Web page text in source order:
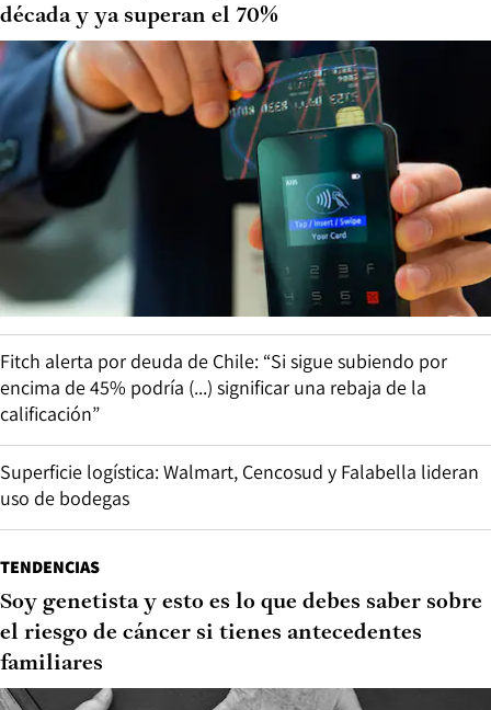
década y ya superan el 70%
Fitch alerta por deuda de Chile: “Si sigue subiendo por
encima de 45% podría (...) significar una rebaja de la
calificación”
Superficie logística: Walmart, Cencosud y Falabella lideran
uso de bodegas
TENDENCIAS
Soy genetista y esto es lo que debes saber sobre
el riesgo de cáncer si tienes antecedentes
familiares